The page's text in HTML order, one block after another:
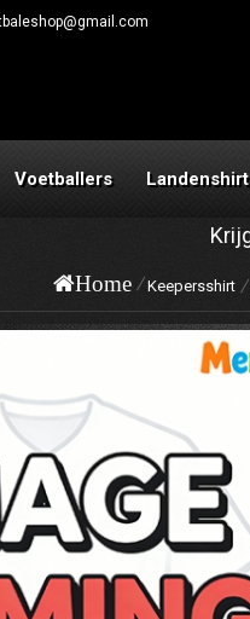
Voetballers
Home Keepersshirt